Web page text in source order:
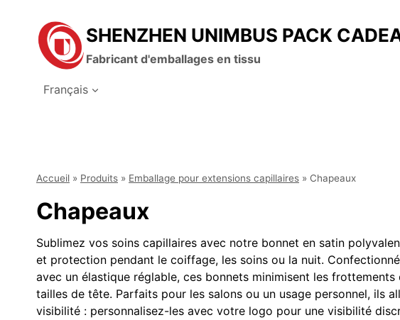
SHENZHEN UNIMBUS PACK
Fabricant d'emballages en tissu
Français
Accueil » Produits » Emballage pour extensions capillaires » Chapeaux
Chapeaux
Sublimez vos soins capillaires avec notre bonnet en satin
et protection pendant le coiffage, les soins ou la nuit.
avec un élastique réglable, ces bonnets minimisent les
tailles de tête. Parfaits pour les salons ou un usage personnel, ils
visibilité : personnalisez-les avec votre logo pour une visibilité